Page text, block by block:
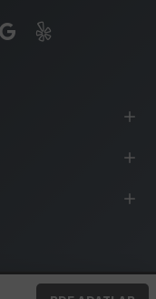
Energia Háza